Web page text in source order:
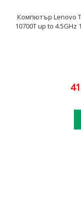
Компютър Lenovo
10700T up to 4.5GHz